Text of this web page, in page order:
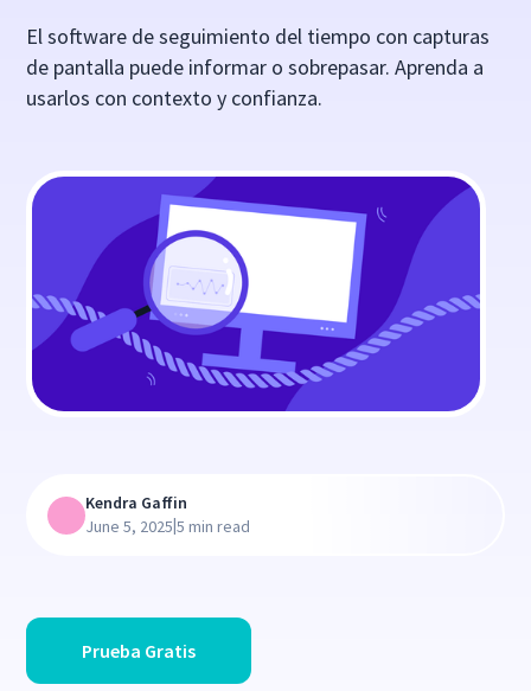
El software de seguimiento del tiempo con capturas
de pantalla puede informar o sobrepasar. Aprenda a
usarlos con contexto y confianza.
Prueba Gratis
Kendra Gaffin
June 5, 2025|5 min read